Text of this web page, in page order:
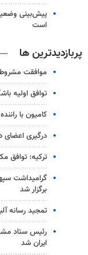
است
پربازدیدترین ها
موافقت مشروط
توافق اولیه
کامیون با راننده ۸ ساله در اصفهان توقیف شد
درگیری اعضای
ترکیه: توافق
گرامیداشت
برگزار شد
تمجید رسانه
رئیس ستاد
ایران شد